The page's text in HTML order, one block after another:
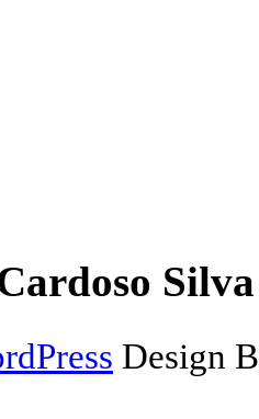
Design